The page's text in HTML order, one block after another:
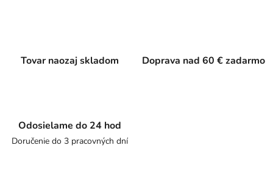
Tovar naozaj skladom Doprava nad 60 € zadarmo
Odosielame do 24 hod
Doručenie do 3 pracovných dní